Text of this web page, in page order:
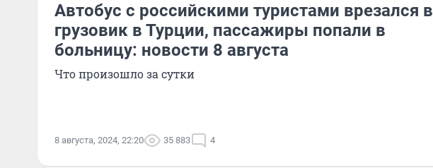
Автобус с российскими туристами врезался в
грузовик в Турции, пассажиры попали в
больницу: новости 8 августа
Что произошло за сутки
8 августа, 2024, 22:20 35 883 4